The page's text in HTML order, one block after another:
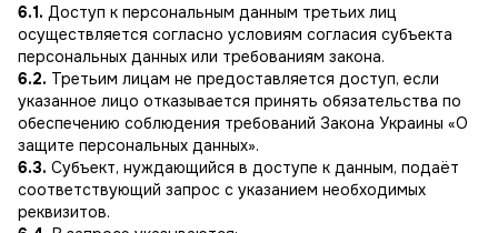
6.1. Доступ к персональным данным третьих лиц
осуществляется согласно условиям согласия субъекта
персональных данных или требованиям закона.
6.2. Третьим лицам не предоставляется доступ, если
указанное лицо отказывается принять обязательства по
обеспечению соблюдения требований Закона Украины «О
защите персональных данных».
6.3. Субъект, нуждающийся в доступе к данным, подаёт
соответствующий запрос с указанием необходимых
реквизитов.